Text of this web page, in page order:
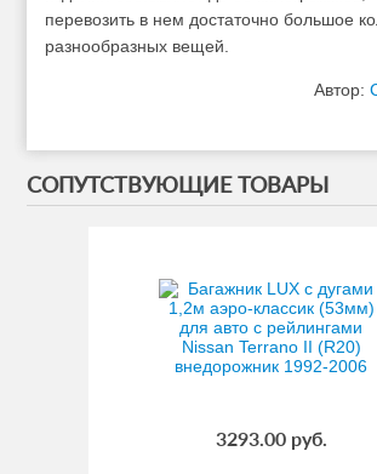
перевозить в нем достаточно большое
разнообразных вещей.
Автор:
СОПУТСТВУЮЩИЕ ТОВАРЫ
3293.00 руб.